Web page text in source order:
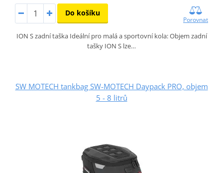
Do košíku
Porovnat
ION S zadní taška Ideální pro malá a sportovní kola: Objem zadní
tašky ION S lze…
SW MOTECH tankbag SW-MOTECH Daypack PRO, objem
5 - 8 litrů